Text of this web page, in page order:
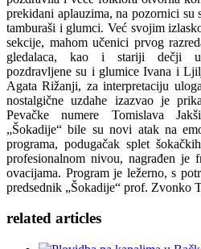
prekidani aplauzima, na pozornici su
tamburaši i glumci. Već svojim
sekcije, mahom učenici prvog
gledalaca, kao i stariji dečji
pozdravljene su i glumice Ivana i
Agata Rižanji, za interpretaciju
nostalgične uzdahe izazvao je
Pevačke numere Tomislava
„Šokadije“ bile su novi atak na
programa, podugačak splet
profesionalnom nivou, nagrađen je
ovacijama. Program je ležerno, s
predsednik „Šokadije“ prof. Zvonko
related articles